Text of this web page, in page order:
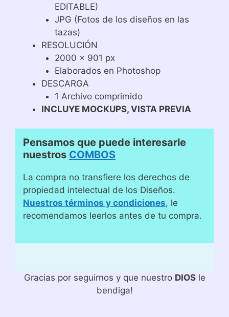
EDITABLE)
JPG (Fotos de los diseños en las
tazas)
RESOLUCIÓN
2000 x 901 px
Elaborados en Photoshop
DESCARGA
1 Archivo comprimido
INCLUYE MOCKUPS, VISTA PREVIA
Pensamos que puede interesarle
nuestros COMBOS
La compra no transfiere los derechos de
propiedad intelectual de los Diseños.
Nuestros términos y condiciones, le
recomendamos leerlos antes de tu compra.
Gracias por seguirnos y que nuestro DIOSle
bendiga!